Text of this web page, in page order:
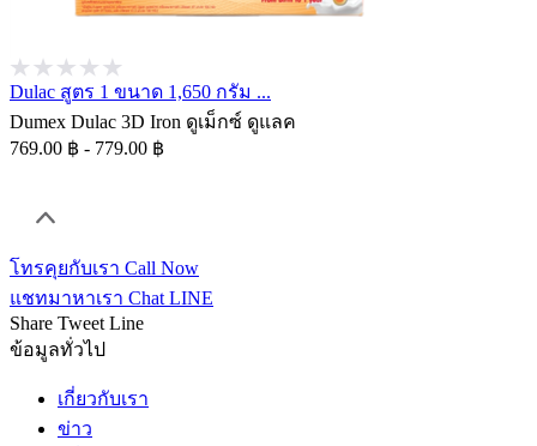
Dulac สูตร 1 ขนาด 1,650 กรัม ...
Dumex Dulac 3D Iron ดูเม็กซ์ ดูแลค
769.00 ฿ - 779.00 ฿
โทรคุยกับเรา Call Now
แชทมาหาเรา Chat LINE
Share Tweet Line
ข้อมูลทั่วไป
เกี่ยวกับเรา
ข่าว